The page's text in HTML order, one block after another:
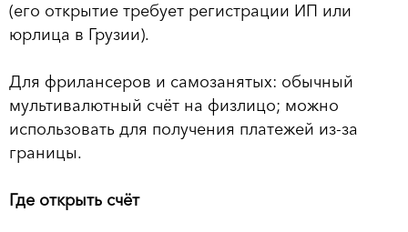
(его открытие требует регистрации ИП или
юрлица в Грузии).
Для фрилансеров и самозанятых: обычный
мультивалютный счёт на физлицо; можно
использовать для получения платежей из-за
границы.
Где открыть счёт